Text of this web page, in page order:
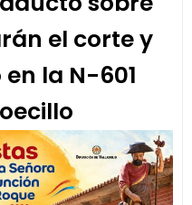
el corte y
la N-601